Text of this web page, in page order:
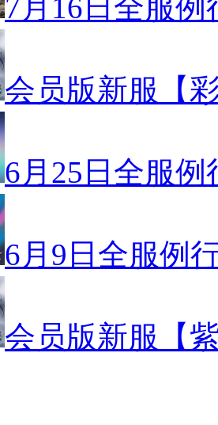
7月16日全服
会员版新服【
6月25日全服
6月9日全服例
会员版新服【